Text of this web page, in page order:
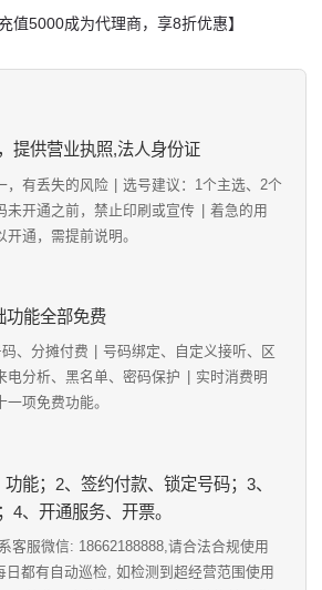
值5000成为代理商，享8折优惠】
提供营业执照,法人身份证
，有丢失的风险
选号建议：1个主选、2个
未开通之前，禁止印刷或宣传
着急的用
通，需提前说明。
功能全部免费
、分摊付费
号码绑定、自定义接听、区
电分析、黑名单、密码保护
实时消费明
项免费功能。
能；2、签约付款、锁定号码；3、
4、开通服务、开票。
客服微信: 18662188888,请合法合规使用
日都有自动巡检, 如检测到超经营范围使用